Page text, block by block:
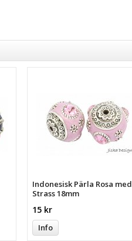
Indonesisk Pärla Rosa med
Strass 18mm
15 kr
Info